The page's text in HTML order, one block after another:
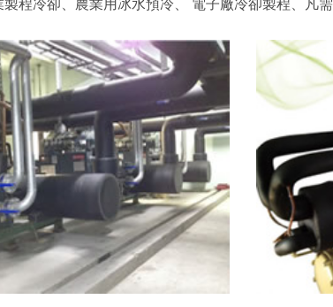
程冷卻、農業用冰水預冷、 電子廠冷卻製程、凡